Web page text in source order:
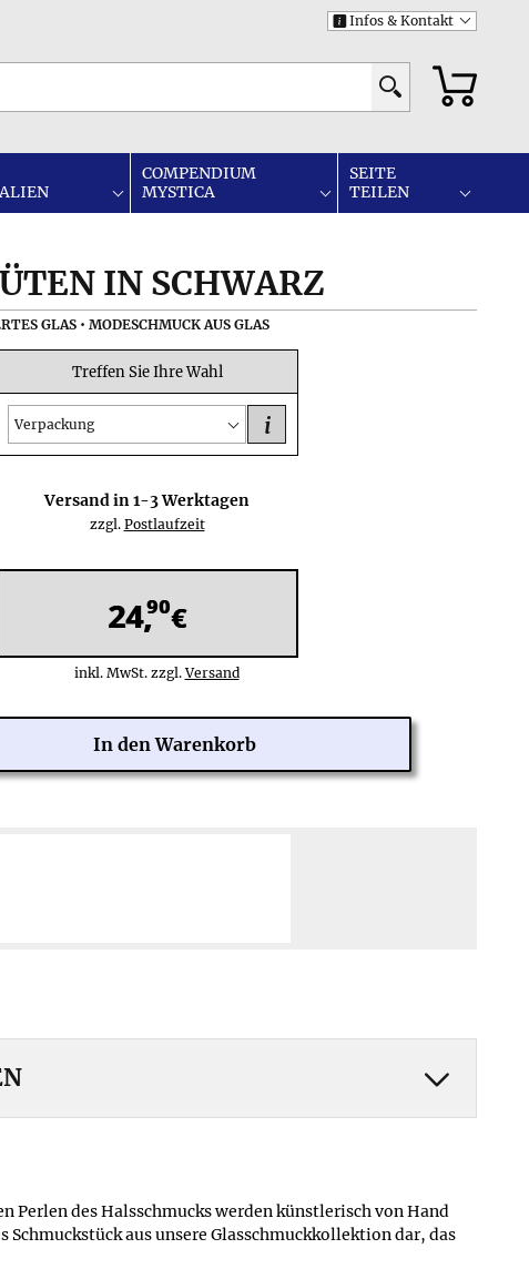
i Infos & Kontakt
COMPENDIUM
MYSTICA
SEITE
TEILEN
IN SCHWARZ
GLAS • MODESCHMUCK AUS GLAS
Treffen Sie Ihre Wahl
Verpackung i
Versand in1-3Werktagen
zzgl. Postlaufzeit
24,90€
inkl. MwSt. zzgl.Versand
des Halsschmucks werden künstlerisch von Hand
aus unsere Glasschmuckkollektion dar, das